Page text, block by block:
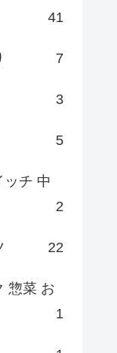
41
7
3
5
チ 中
2
22
惣菜 お
1